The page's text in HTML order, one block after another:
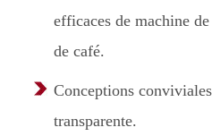
efficaces de machine
de café.
Conceptions
transparente.